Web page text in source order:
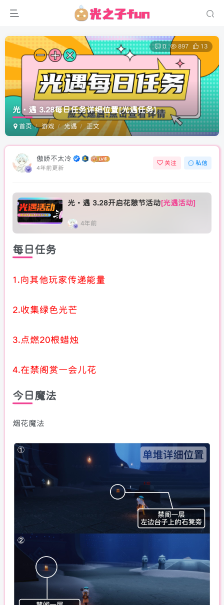
光·遇 3.28每日任务详细位置[光遇任务]
首页 游戏 光遇 正文
0 897 13
傲娇不太冷
4年前更新
关注 私信
光·遇 3.28开启花憩节活动[光遇活动]
4年前
每日任务
1.向其他玩家传递能量
2.收集绿色光芒
3.点燃20根蜡烛
4.在禁阁赏一会儿花
今日魔法
烟花魔法